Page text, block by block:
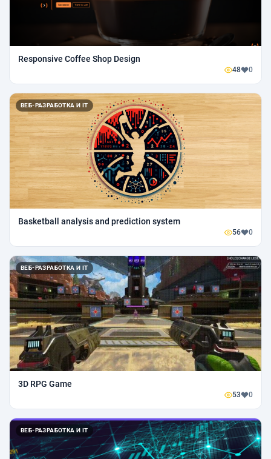
Responsive Coffee Shop Design
48 0
ВЕБ-РАЗРАБОТКА И IT
Basketball analysis and prediction system
56 0
ВЕБ-РАЗРАБОТКА И IT
3D RPG Game
53 0
ВЕБ-РАЗРАБОТКА И IT